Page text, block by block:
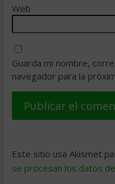
Web
Guarda mi nombre,
navegador para la
Este sitio usa Akismet
se procesan los datos